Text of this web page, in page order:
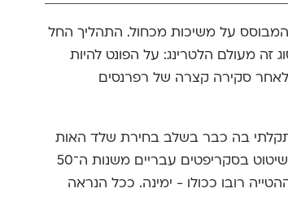
המבוסס על משיכות מכחול. התהליך החל
זה מעולם הלטרינג: על הפונט להיות
לאחר סקירה קצרה של רפרנסים
בה כבר בשלב בחירת שלד האות
היה כיוון ההטייה. משיטוט בסקריפטים עבריים משנות ה־50
ההטייה רובו ככולו - ימינה. ככל הנראה